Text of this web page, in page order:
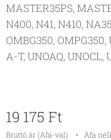
MASTER35PS,
N400, N41, N410,
OMBG350,
A-T, UNOAQ, UNOCL,
19 175 Ft
Bruttó ár (Áfá-val)
Áfa